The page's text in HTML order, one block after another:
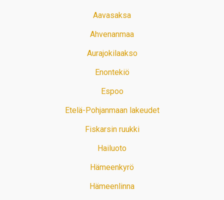
Aavasaksa
Ahvenanmaa
Aurajokilaakso
Enontekiö
Espoo
Etelä-Pohjanmaan lakeudet
Fiskarsin ruukki
Hailuoto
Hämeenkyrö
Hämeenlinna